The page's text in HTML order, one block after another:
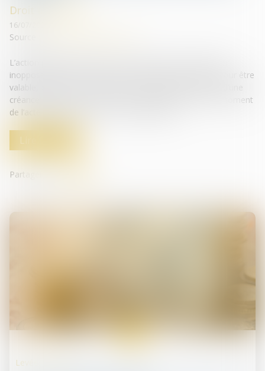
Droit immobilier
16/07/2025
Source :
L’action paulienne permet à un créancier de faire déclarer
inopposable un acte accompli en fraude de ses droits. Pour être
valable, cette action suppose que le demandeur justifie d’une
créance certaine au moins en son principe, à la fois au moment
de l’acte litigieux et au jour où le juge statue...
Lire la suite
Partager sur
Levées de fonds